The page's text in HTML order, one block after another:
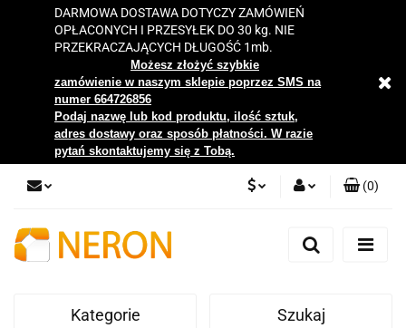
DARMOWA DOSTAWA DOTYCZY ZAMÓWIEŃ
OPŁACONYCH I PRZESYŁEK DO 30 kg. NIE
PRZEKRACZAJĄCYCH DŁUGOŚĆ 1mb.
Możesz złożyć szybkie
zamówienie w naszym sklepie poprzez SMS na
numer 664726856
Podaj nazwę lub kod produktu, ilość sztuk,
adres dostawy oraz sposób płatności. W razie
pytań skontaktujemy się z Tobą.
Zaloguj się
Zgody cookies
(0)
Kategorie Szukaj